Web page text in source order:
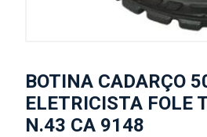
BOTINA CADARÇO
ELETRICISTA FOLE
N.43 CA 9148